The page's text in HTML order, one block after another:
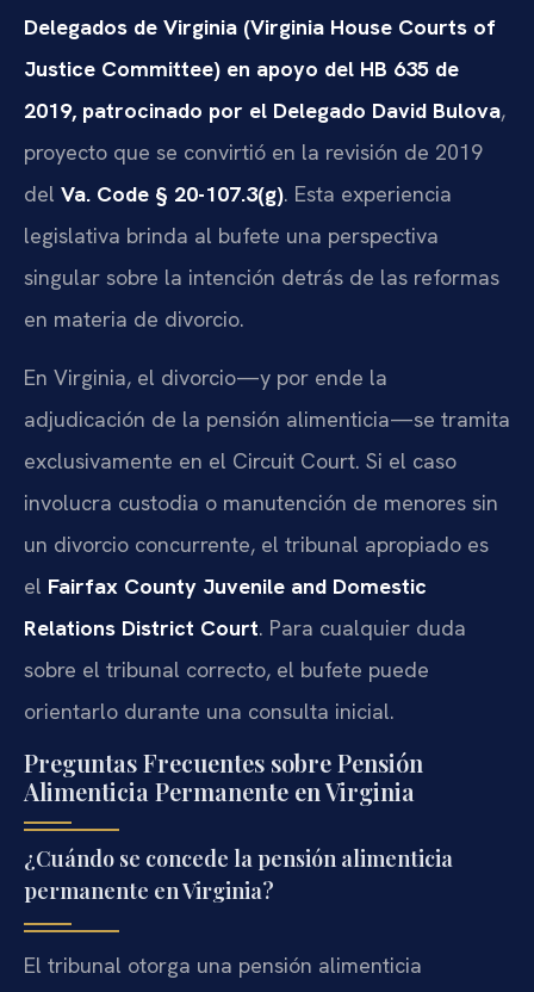
Delegados de Virginia (Virginia House Courts of
Justice Committee) en apoyo del HB 635 de
2019, patrocinado por el Delegado David Bulova,
proyecto que se convirtió en la revisión de 2019
del Va. Code § 20-107.3(g). Esta experiencia
legislativa brinda al bufete una perspectiva
singular sobre la intención detrás de las reformas
en materia de divorcio.
En Virginia, el divorcio—y por ende la
adjudicación de la pensión alimenticia—se tramita
exclusivamente en el Circuit Court. Si el caso
involucra custodia o manutención de menores sin
un divorcio concurrente, el tribunal apropiado es
el Fairfax County Juvenile and Domestic
Relations District Court. Para cualquier duda
sobre el tribunal correcto, el bufete puede
orientarlo durante una consulta inicial.
Preguntas Frecuentes sobre Pensión
Alimenticia Permanente en Virginia
¿Cuándo se concede la pensión alimenticia
permanente en Virginia?
El tribunal otorga una pensión alimenticia